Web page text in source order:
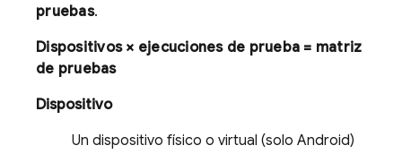
pruebas.
Dispositivos × ejecuciones de prueba = matriz
de pruebas
Dispositivo
Un dispositivo físico o virtual (solo Android)